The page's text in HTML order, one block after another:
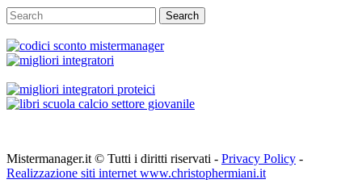
Search
Mistermanager.it © Tutti i diritti riservati - Privacy Policy -
Realizzazione siti internet www.christophermiani.it